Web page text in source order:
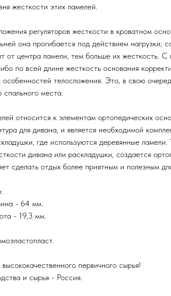
жесткости этих ламелей.
регуляторов жесткости в кроватном
она прогибается под действием нагрузки;
от центра ламели, тем больше их жесткость.
по всей длине жесткость основания
особенностей телосложения. Это, в свою
спального места.
относится к элементам ортопедических
для дивана, и является необходимой
где используются деревянные ламели.
дивана или раскладушки, создается
сделать отдых более приятным и полезным
- 64 мм.
- 19,3 мм.
первичного сырья!
и сырья - Россия.